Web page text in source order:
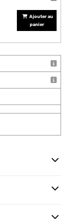
Ajouter au
panier